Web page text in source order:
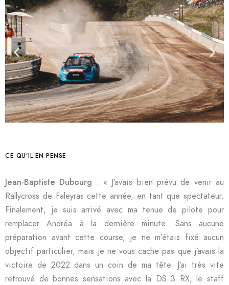
CE QU’IL EN PENSE
Jean-Baptiste Dubourg : « J’avais bien prévu de venir au
Rallycross de Faleyras cette année, en tant que spectateur.
Finalement, je suis arrivé avec ma tenue de pilote pour
remplacer Andréa à la dernière minute. Sans aucune
préparation avant cette course, je ne m’étais fixé aucun
objectif particulier, mais je ne vous cache pas que j’avais la
victoire de 2022 dans un coin de ma tête. J’ai très vite
retrouvé de bonnes sensations avec la DS 3 RX, le staff